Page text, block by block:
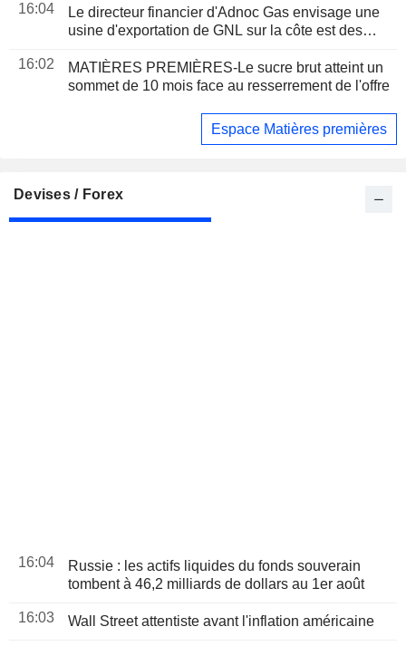
16:04
Le directeur financier d'Adnoc Gas envisage une
usine d'exportation de GNL sur la côte est des
16:02
MATIÈRES PREMIÈRES-Le sucre brut atteint un
sommet de 10 mois face au resserrement de l'offre
Espace Matières premières
Devises / Forex
16:04
Russie : les actifs liquides du fonds souverain
tombent à 46,2 milliards de dollars au 1er août
16:03 Wall Street attentiste avant l'inflation américaine